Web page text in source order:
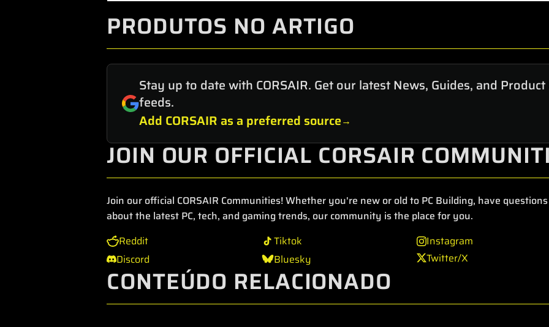
Por favor, verifique se a velocidade da ventoinha é superior a 2000 RPM.
Warp será desativado se a velocidade da ventoinha do QX RGB for
os guarda para utilização futura.
PRODUTOS NO ARTIGO
Stay up to date with CORSAIR. Get our latest News, Guides, and
feeds.
Add CORSAIR as a preferred source
JOIN OUR OFFICIAL CORSAIR
Join our official CORSAIR Communities! Whether you're new or old to PC Building, have
about the latest PC, tech, and gaming trends, our community is the place for you.
Reddit
Discord
Tiktok
Bluesky
Instagram
Twitter/X
CONTEÚDO RELACIONADO